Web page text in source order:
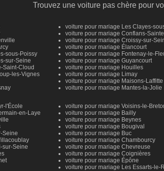
Trouvez une voiture pas chère pour
sous-Poissy
sur-Seine
Saint-Cloud
les-Vignes
voiture pour mariage Les Clayes-
voiture pour mariage Conflans-
voiture pour mariage Croissy-sur-
voiture pour mariage Élancourt
voiture pour mariage Fontenay-le-
voiture pour mariage Guyancourt
voiture pour mariage Houilles
voiture pour mariage Limay
voiture pour mariage Maisons-Laffitte
voiture pour mariage Mantes-la-Jolie
l'École
en-Laye
Seine
sur-Seine
voiture pour mariage Voisins-le-
voiture pour mariage Bailly
voiture pour mariage Beynes
voiture pour mariage Bougival
voiture pour mariage Buc
voiture pour mariage Chambourcy
voiture pour mariage Chevreuse
voiture pour mariage Coignières
voiture pour mariage Épône
voiture pour mariage Les Essarts-le-